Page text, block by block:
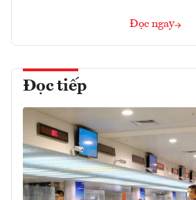
Đọc ngay
Đọc tiếp